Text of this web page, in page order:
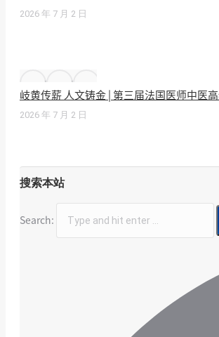
2026 年 7 月 2 日
岐黄传薪 人文铸金 | 第三届法国医师中医
2026 年 7 月 2 日
搜索本站
Search: